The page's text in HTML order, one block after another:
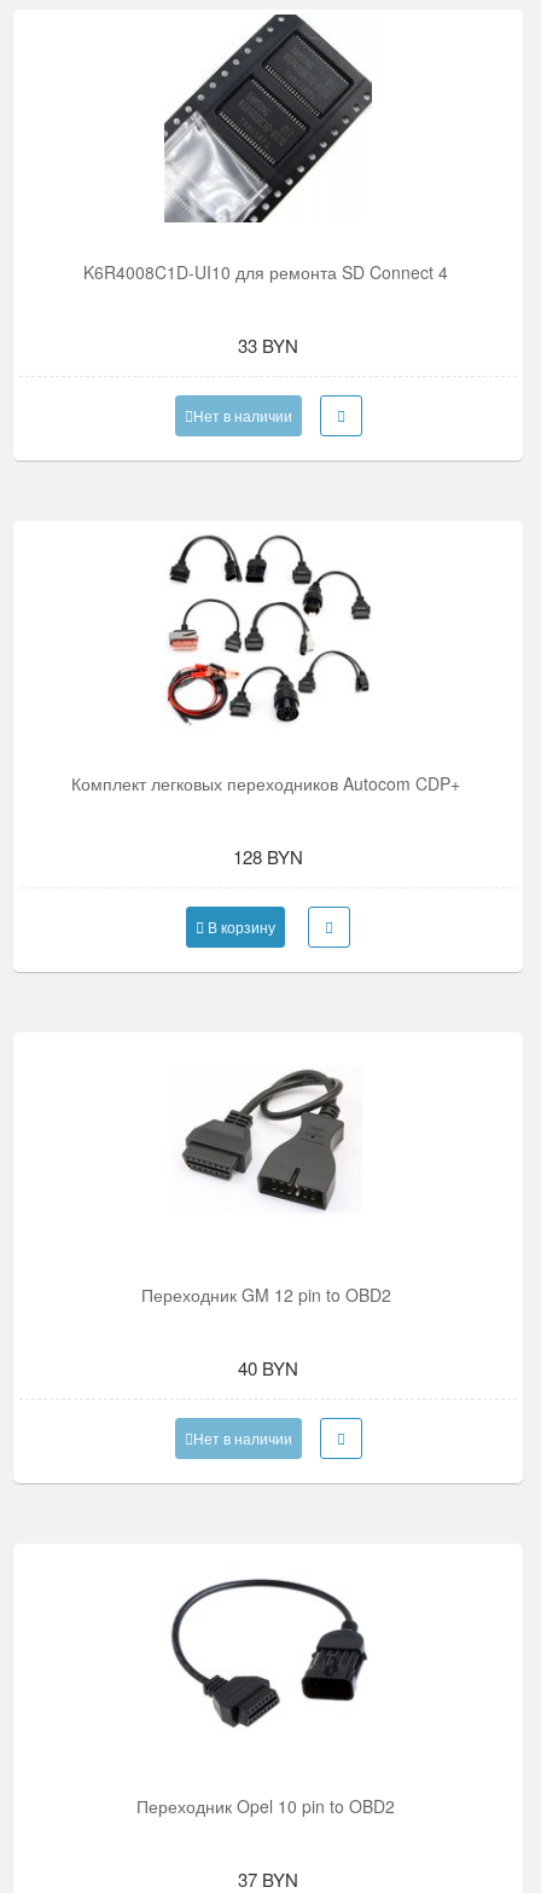
K6R4008C1D-UI10 для ремонта SD Connect 4
33 BYN
Нет в наличии
Комплект легковых переходников Autocom CDP+
128 BYN
В корзину
Переходник GM 12 pin to OBD2
40 BYN
Нет в наличии
Переходник Opel 10 pin to OBD2
37 BYN